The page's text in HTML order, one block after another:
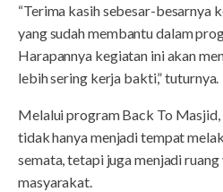
“Terima kasih sebesar-besarnya
yang sudah membantu dalam
Harapannya kegiatan ini akan
lebih sering kerja bakti,” tuturnya.
Melalui program Back To
tidak hanya menjadi tempat
semata, tetapi juga menjadi
masyarakat.